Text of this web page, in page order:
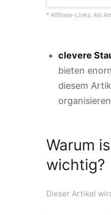
* Affiliate-Links. Als
clevere
bieten
diesem
Warum
wichtig?
Dieser Artikel